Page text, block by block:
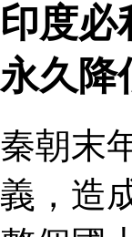
印度必
永久降
秦朝末
義，造